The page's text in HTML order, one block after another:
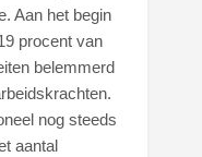
Aan het begin
procent van
belemmerd
nog steeds
aantal